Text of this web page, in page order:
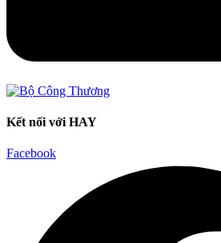
Kết nối với HAY
Facebook